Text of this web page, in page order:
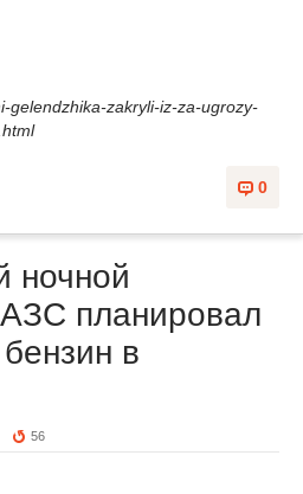
gelendzhika-zakryli-iz-za-ugrozy-
0
ночной
планировал
в
56